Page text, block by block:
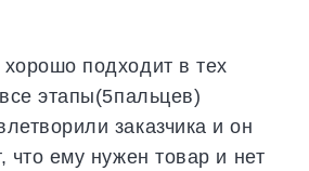
подходит в тех
этапы(5пальцев)
заказчика и он
что ему нужен товар и нет